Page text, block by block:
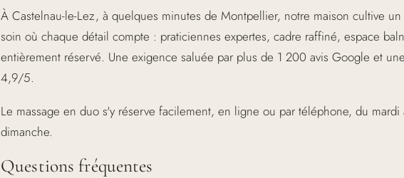
À Castelnau-le-Lez, à quelques minutes de Montpellier, notre maison cultive un
soin où chaque détail compte : praticiennes expertes, cadre raffiné, espace
entièrement réservé. Une exigence saluée par plus de 1 200 avis Google et
4,9/5.
Le massage en duo s'y réserve facilement, en ligne ou par téléphone, du mardi
dimanche.
Questions fréquentes